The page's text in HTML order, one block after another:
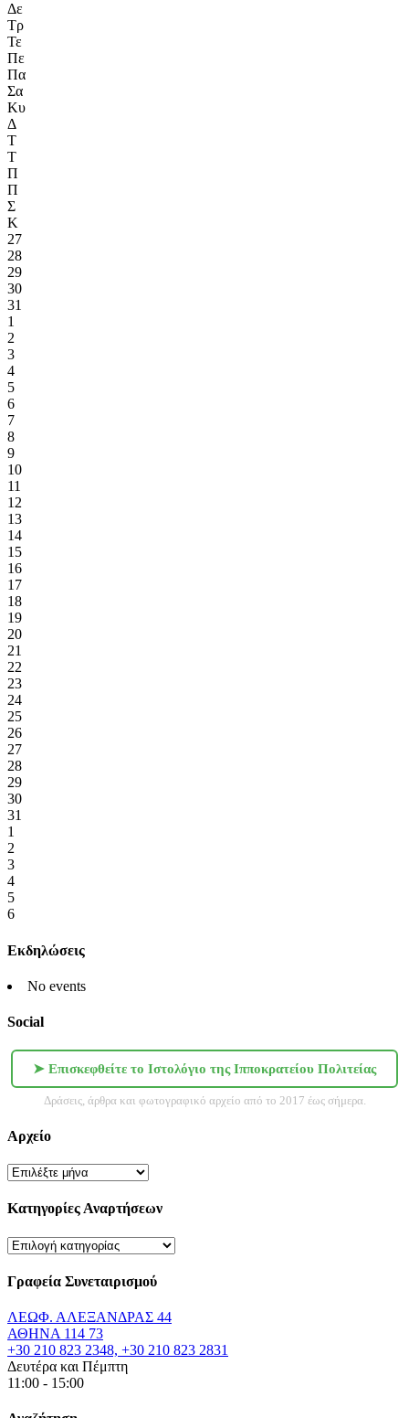
Δε
Τρ
Τε
Πε
Πα
Σα
Κυ
Δ
Τ
Τ
Π
Π
Σ
Κ
27
28
29
30
31
1
2
3
4
5
6
7
8
9
10
11
12
13
14
15
16
17
18
19
20
21
22
23
24
25
26
27
28
29
30
31
1
2
3
4
5
6
Εκδηλώσεις
No events
Social
➤ Επισκεφθείτε το Ιστολόγιο της Ιπποκρατείου Πολιτείας
Δράσεις, άρθρα και φωτογραφικό αρχείο από το 2017 έως σήμερα.
Αρχείο
Αρχείο
Κατηγορίες Αναρτήσεων
Κατηγορίες
Γραφεία Συνεταιρισμού
ΛΕΩΦ. ΑΛΕΞΑΝΔΡΑΣ 44
ΑΘΗΝΑ 114 73
+30 210 823 2348, +30 210 823 2831
Δευτέρα και Πέμπτη
11:00 - 15:00